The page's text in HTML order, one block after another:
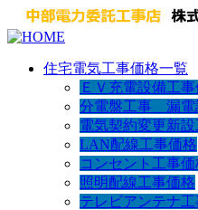
住宅電気工事価格一覧
ＥＶ充電設備工
分電盤工事 漏電
電気契約変更新
LAN配線工事価格
コンセント工事価
照明配線工事価格
テレビアンテナ